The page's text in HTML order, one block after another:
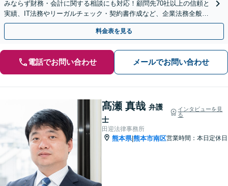
みならず財務・会計に関する相談にも対応！顧問先70社以上の信頼と
実績、IT法務やリーガルチェック・契約書作成など、企業法務全般に
ついてお気軽にご相談ください。
料金表を見る
電話でお問い合わせ メールでお問い合わせ
髙瀬 真哉 弁護
士
インタビューを見
る
田迎法律事務所
熊本県|熊本市南区営業時間：本日定休日